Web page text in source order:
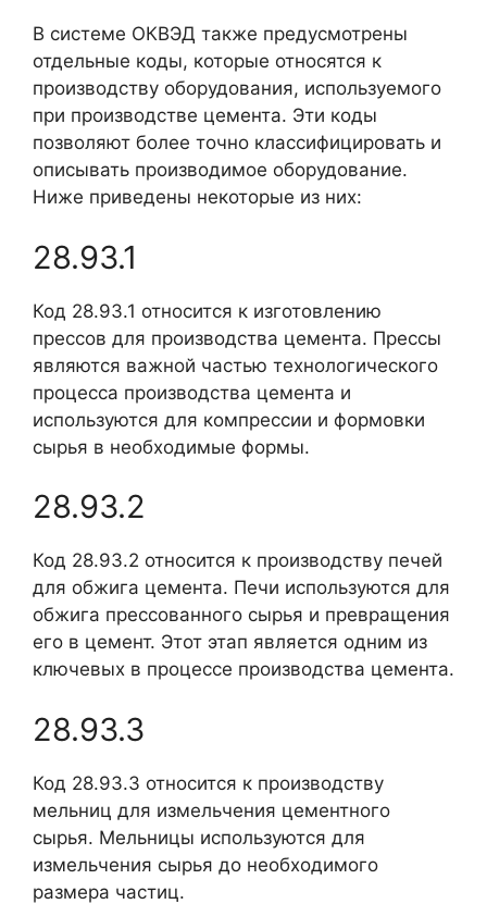
В системе ОКВЭД также предусмотрены
отдельные коды, которые относятся к
производству оборудования, используемого
при производстве цемента. Эти коды
позволяют более точно классифицировать и
описывать производимое оборудование.
Ниже приведены некоторые из них:
28.93.1
Код 28.93.1 относится к изготовлению
прессов для производства цемента. Прессы
являются важной частью технологического
процесса производства цемента и
используются для компрессии и формовки
сырья в необходимые формы.
28.93.2
Код 28.93.2 относится к производству печей
для обжига цемента. Печи используются для
обжига прессованного сырья и превращения
его в цемент. Этот этап является одним из
ключевых в процессе производства цемента.
28.93.3
Код 28.93.3 относится к производству
мельниц для измельчения цементного
сырья. Мельницы используются для
измельчения сырья до необходимого
размера частиц.